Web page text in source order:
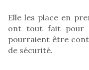
Elle les place en
ont tout fait pour
pourraient être
de sécurité.